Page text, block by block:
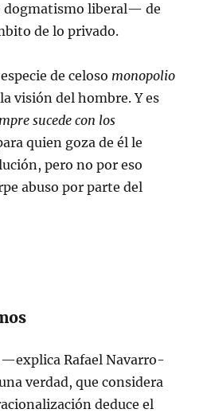
dogmatismo liberal— de
de lo privado.
de celoso monopolio
visión del hombre. Y es
sucede con los
quien goza de él le
pero no por eso
abuso por parte del
Rafael Navarro-
verdad, que considera
deduce el